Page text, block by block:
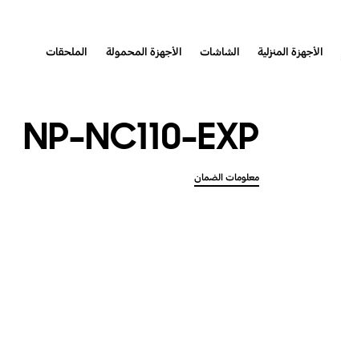
الأجهزة المنزلية الشاشات الأجهزة المحمولة الملحقات
NP-NC110-EXP
معلومات الضمان